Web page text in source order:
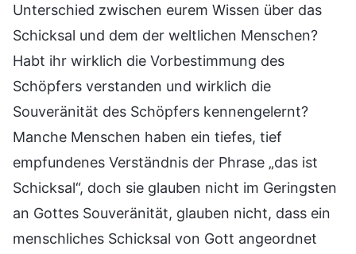
Unterschied zwischen eurem Wissen über das
Schicksal und dem der weltlichen Menschen?
Habt ihr wirklich die Vorbestimmung des
Schöpfers verstanden und wirklich die
Souveränität des Schöpfers kennengelernt?
Manche Menschen haben ein tiefes, tief
empfundenes Verständnis der Phrase „das ist
Schicksal“, doch sie glauben nicht im Geringsten
an Gottes Souveränität, glauben nicht, dass ein
menschliches Schicksal von Gott angeordnet